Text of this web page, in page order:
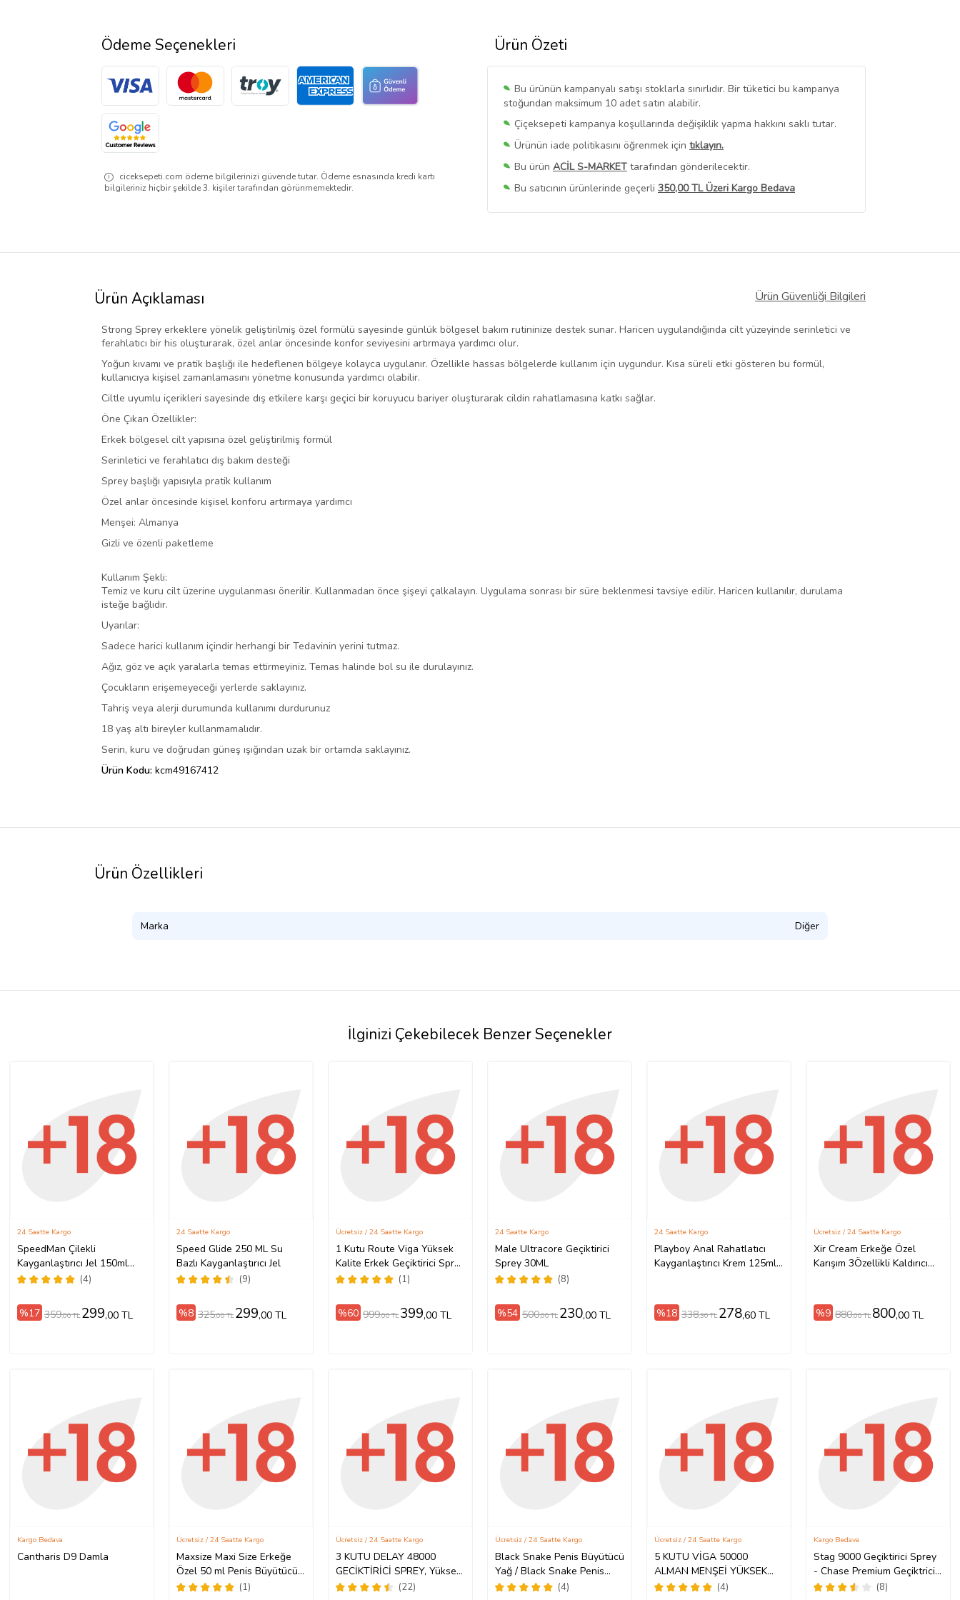
Ürün Özeti
Bu ürünün kampanyalı satışı stoklarla sınırlıdır. Bir tüketici bu kampanya
stoğundan maksimum 10 adet satın alabilir.
Çiçeksepeti kampanya koşullarında değişiklik yapma hakkını saklı tutar.
Ürünün iade politikasını öğrenmek için tıklayın.
Bu ürün ACİL S-MARKET tarafından gönderilecektir.
Bu satıcının ürünlerinde geçerli 350,00 TL Üzeri Kargo Bedava
Bu SatıcınınTüm Ürünlerini Görüntüle
Ödeme Seçenekleri
ciceksepeti.com ödeme bilgilerinizi güvende tutar. Ödeme esnasında kredi kartı
bilgileriniz hiçbir şekilde 3. kişiler tarafından görünmemektedir.
Ürün Açıklaması Ürün Güvenliği Bilgileri
Strong Sprey erkeklere yönelik geliştirilmiş özel formülü sayesinde günlük bölgesel bakım rutininize destek sunar. Haricen uygulandığında cilt yüzeyinde serinletici ve
ferahlatıcı bir his oluşturarak, özel anlar öncesinde konfor seviyesini artırmaya yardımcı olur.
Yoğun kıvamı ve pratik başlığı ile hedeflenen bölgeye kolayca uygulanır. Özellikle hassas bölgelerde kullanım için uygundur. Kısa süreli etki gösteren bu formül,
kullanıcıya kişisel zamanlamasını yönetme konusunda yardımcı olabilir.
Ciltle uyumlu içerikleri sayesinde dış etkilere karşı geçici bir koruyucu bariyer oluşturarak cildin rahatlamasına katkı sağlar.
Öne Çıkan Özellikler:
Erkek bölgesel cilt yapısına özel geliştirilmiş formül
Serinletici ve ferahlatıcı dış bakım desteği
Sprey başlığı yapısıyla pratik kullanım
Özel anlar öncesinde kişisel konforu artırmaya yardımcı
Menşei: Almanya
Gizli ve özenli paketleme
Kullanım Şekli:
Temiz ve kuru cilt üzerine uygulanması önerilir. Kullanmadan önce şişeyi çalkalayın. Uygulama sonrası bir süre beklenmesi tavsiye edilir. Haricen kullanılır, durulama
isteğe bağlıdır.
Uyarılar:
Sadece harici kullanım içindir herhangi bir Tedavinin yerini tutmaz.
Ağız, göz ve açık yaralarla temas ettirmeyiniz. Temas halinde bol su ile durulayınız.
Çocukların erişemeyeceği yerlerde saklayınız.
Tahriş veya alerji durumunda kullanımı durdurunuz
18 yaş altı bireyler kullanmamalıdır.
Serin, kuru ve doğrudan güneş ışığından uzak bir ortamda saklayınız.
Ürün Kodu: kcm49167412
Ürün Özellikleri
Marka Diğer
İlginizi Çekebilecek Benzer Seçenekler
SpeedMan Çilekli
Kayganlaştırıcı Jel 150ml
Uzun Süreli Etki Lubricant
(4)
24 Saatte Kargo
%17 359,00 TL 299,00 TL
Speed Glide 250 ML Su
Bazlı Kayganlaştırıcı Jel
(9)
24 Saatte Kargo
%8 325,00 TL 299,00 TL
1 Kutu Route Viga Yüksek
Kalite Erkek Geçiktirici Sprey
- Made in Germany -
Sprey - 1 Kutu 20 ML
(1)
Ücretsiz / 24 Saatte Kargo
%60 999,00 TL 399,00 TL
Male Ultracore Geçiktirici
Sprey 30ML
(8)
24 Saatte Kargo
%54 500,00 TL 230,00 TL
Playboy Anal Rahatlatıcı
Kayganlaştırıcı Krem 125ml /
24 Saatte Kargo
%18 338,30 TL 278,60 TL
Xir Cream Erkeğe Özel
Karışım 3Özellikli Kaldırıcı
Yanında HotXXL Erkeğe
Penis Büyütücü 50 ml Krem
Ücretsiz / 24 Saatte Kargo
%9 880,00 TL 800,00 TL
Cantharis D9 Damla
Kargo Bedava
Maxsize Maxi Size Erkeğe
Özel 50 ml Penis Büyütücü
Kalınlaştırıcı Krem + Yanında
(1)
Ücretsiz / 24 Saatte Kargo
3 KUTU DELAY 48000
GECİKTİRİCİ SPREY, Yüksek
Kalite Alman Menşei Delay
(22)
Ücretsiz / 24 Saatte Kargo
Black Snake Penis Büyütücü
Yağ / Black Snake Penis
Enlarger Oil
(4)
Ücretsiz / 24 Saatte Kargo
5 KUTU VİGA 50000
ALMAN MENŞEİ YÜKSEK
KALİTE GECİKTİRİCİ KREM-
(4)
Ücretsiz / 24 Saatte Kargo
Stag 9000 Geçiktirici Sprey
- Chase Premium Geçiktrici
Sprey - A Kalite
(8)
Kargo Bedava